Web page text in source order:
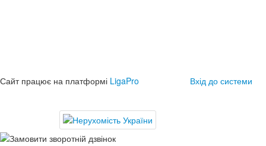
Сайт працює на платформі LigaPro Вхід до системи